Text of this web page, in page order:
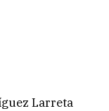
Larreta